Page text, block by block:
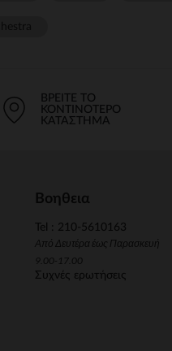
ΒΡΕΊΤΕ ΤΟ
ΚΟΝΤΙΝΌΤΕΡΟ
ΚΑΤΆΣΤΗΜΑ
Βοηθεια
Tel : 210-5610163
Από Δευτέρα έως Παρασκευή
9.00-17.00
Συχνές ερωτήσεις